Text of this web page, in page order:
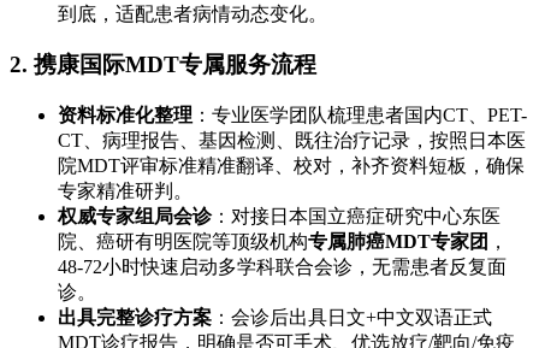
到底，适配患者病情动态变化。
2. 携康国际MDT专属服务流程
资料标准化整理 ：专业医学团队梳理患者国内CT、PET-
CT、病理报告、基因检测、既往治疗记录，按照日本医
院MDT评审标准精准翻译、校对，补齐资料短板，确保
专家精准研判。
权威专家组局会诊：对接日本国立癌症研究中心东医
院、癌研有明医院等顶级机构专属肺癌MDT专家团 ，
48-72小时快速启动多学科联合会诊，无需患者反复面
诊。
出具完整诊疗方案 ：会诊后出具日文+中文双语正式
MDT诊疗报告，明确是否可手术、优选放疗/靶向/免疫